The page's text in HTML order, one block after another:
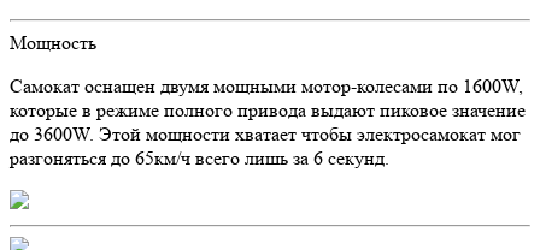
Мощность
Самокат оснащен двумя мощными мотор-колесами по 1600W,
которые в режиме полного привода выдают пиковое значение
до 3600W. Этой мощности хватает чтобы электросамокат мог
разгоняться до 65км/ч всего лишь за 6 секунд.